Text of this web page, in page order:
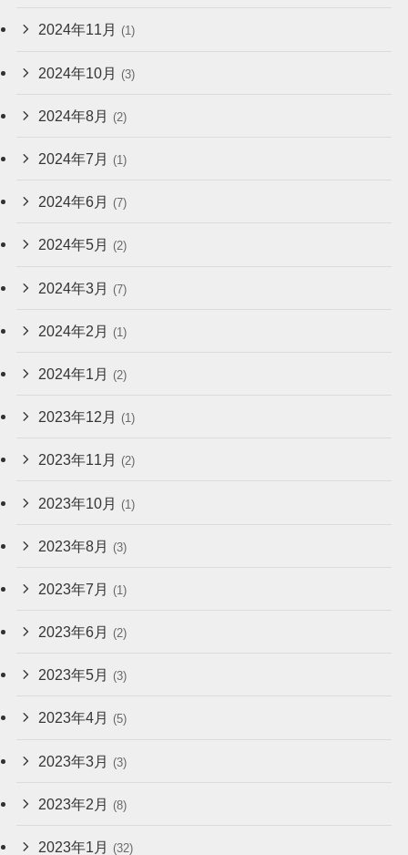
2024年11月 (1)
2024年10月 (3)
2024年8月 (2)
2024年7月 (1)
2024年6月 (7)
2024年5月 (2)
2024年3月 (7)
2024年2月 (1)
2024年1月 (2)
2023年12月 (1)
2023年11月 (2)
2023年10月 (1)
2023年8月 (3)
2023年7月 (1)
2023年6月 (2)
2023年5月 (3)
2023年4月 (5)
2023年3月 (3)
2023年2月 (8)
2023年1月 (32)